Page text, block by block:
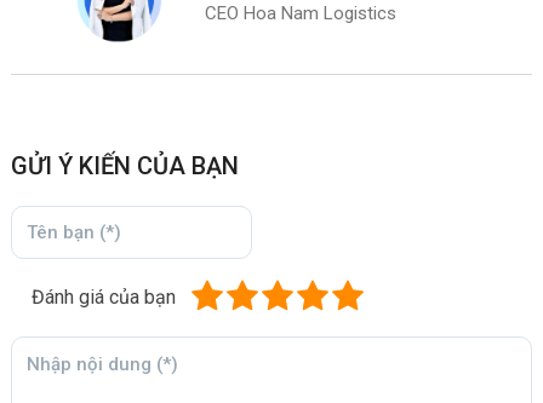
CEO Hoa Nam Logistics
GỬI Ý KIẾN CỦA BẠN
Đánh giá của bạn